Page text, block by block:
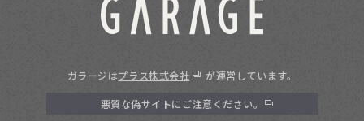
ガラージはプラス株式会社 が運営しています。
悪質な偽サイトにご注意ください。